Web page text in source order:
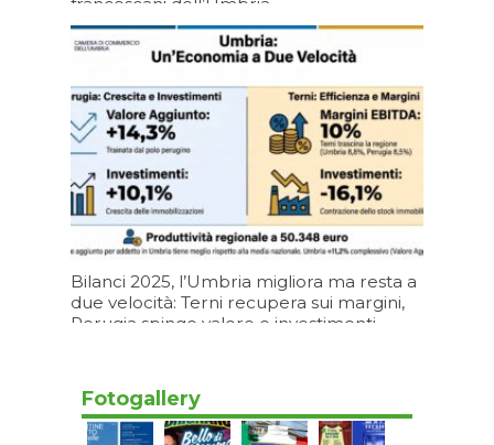
Oggi 07:20
Bilanci 2025, l’Umbria migliora ma resta a
due velocità: Terni recupera sui margini,
Perugia spinge valore e investimenti
Fotogallery